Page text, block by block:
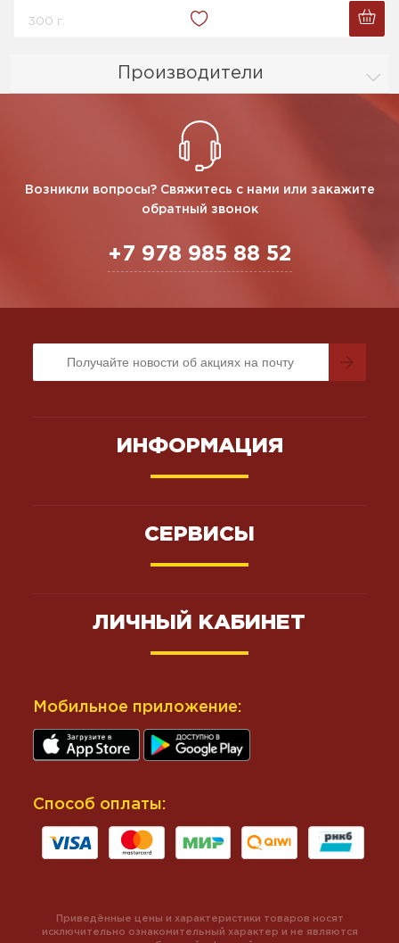
Производители
300 г.
Возникли вопросы? Свяжитесь с нами или закажите
обратный звонок
+7 978 985 88 52
ИНФОРМАЦИЯ
СЕРВИСЫ
ЛИЧНЫЙ КАБИНЕТ
Мобильное приложение:
Способ оплаты:
Приведённые цены и характеристики товаров носят
исключительно ознакомительный характер и не являются